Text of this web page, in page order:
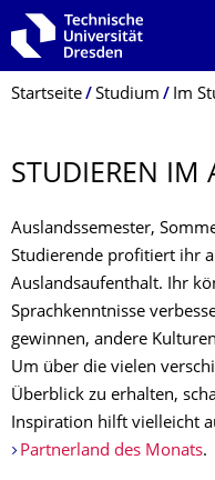
Zur Hauptnavigation
Zur Suche springen
Zum Inhalt springen
Breadcrumb-Menü
Startseite Studium Im
STUDIEREN IM
Auslandssemester,
Studierende profitiert ihr
Auslandsaufenthalt. Ihr
Sprachkenntnisse
gewinnen, andere
Um über die vielen
Überblick zu erhalten,
Inspiration hilft vielleicht
Partnerland des Monats.